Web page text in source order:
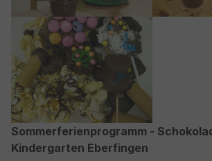
Show larger version
Sommerferienprogramm -
Kindergarten Eberfingen